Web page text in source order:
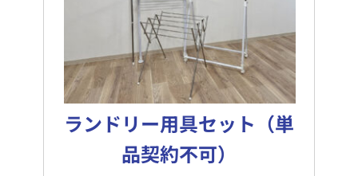
ランドリー用具セット（単
品契約不可）